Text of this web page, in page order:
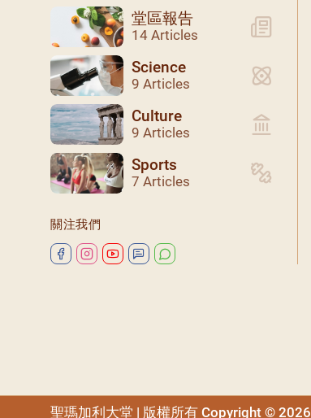
堂區報告
14 Articles
Science
9 Articles
Culture
9 Articles
Sports
7 Articles
關注我們
聖瑪加利大堂 | 版權所有 Copyright © 2026